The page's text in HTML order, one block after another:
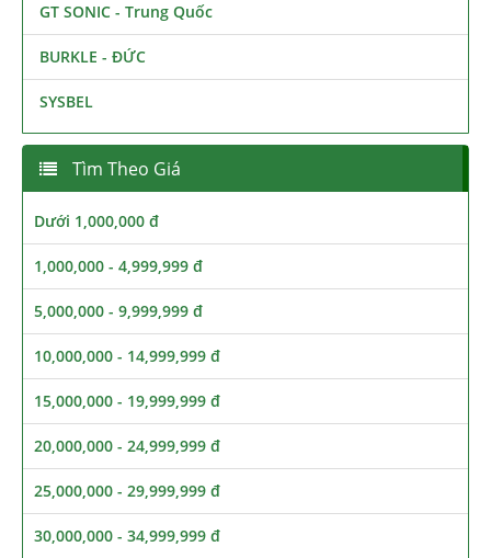
GT SONIC - Trung Quốc
BURKLE - ĐỨC
SYSBEL
Tìm Theo Giá
Dưới 1,000,000 đ
1,000,000 - 4,999,999 đ
5,000,000 - 9,999,999 đ
10,000,000 - 14,999,999 đ
15,000,000 - 19,999,999 đ
20,000,000 - 24,999,999 đ
25,000,000 - 29,999,999 đ
30,000,000 - 34,999,999 đ